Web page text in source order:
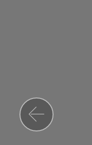
Previous